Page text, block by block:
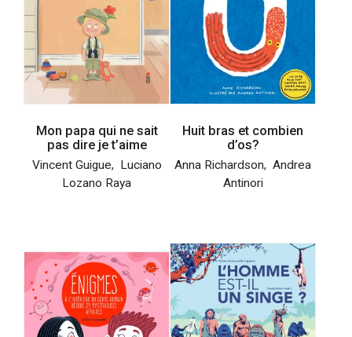
Mon papa qui ne sait
pas dire je t’aime
Vincent Guigue,
Luciano
Lozano Raya
Huit bras et combien
d’os?
Anna Richardson, Andrea
Antinori